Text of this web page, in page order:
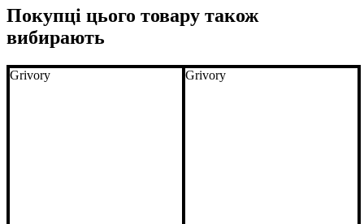
Покупці цього товару також
вибирають
Grivory Grivory